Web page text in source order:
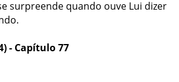
surpreende quando ouve Lui dizer
- Capítulo 77